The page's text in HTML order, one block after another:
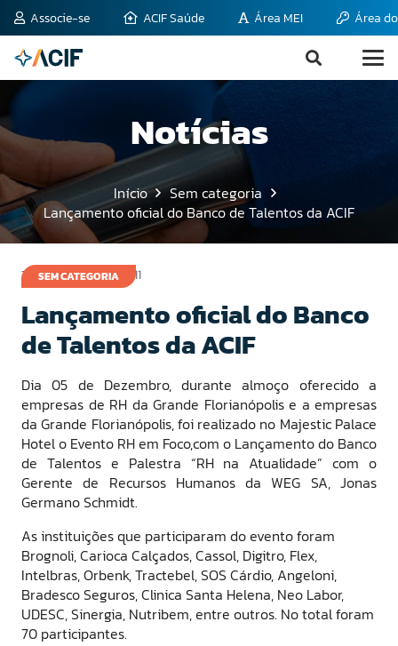
Associe-se ACIF Saúde Área MEI Área
Notícias
Início
Sem categoria
Lançamento oficial do Banco de Talentos da ACIF
SEM CATEGORIA
7 de dezembro de 2011
Lançamento oficial do Banco
de Talentos da ACIF
Dia 05 de Dezembro, durante almoço oferecido a
empresas de RH da Grande Florianópolis e a empresas
da Grande Florianópolis, foi realizado no Majestic Palace
Hotel o Evento RH em Foco,com o Lançamento do Banco
de Talentos e Palestra “RH na Atualidade” com o
Gerente de Recursos Humanos da WEG SA, Jonas
Germano Schmidt.
As instituições que participaram do evento foram
Brognoli, Carioca Calçados, Cassol, Digitro, Flex,
Intelbras, Orbenk, Tractebel, SOS Cárdio, Angeloni,
Bradesco Seguros, Clinica Santa Helena, Neo Labor,
UDESC, Sinergia, Nutribem, entre outros. No total foram
70 participantes.